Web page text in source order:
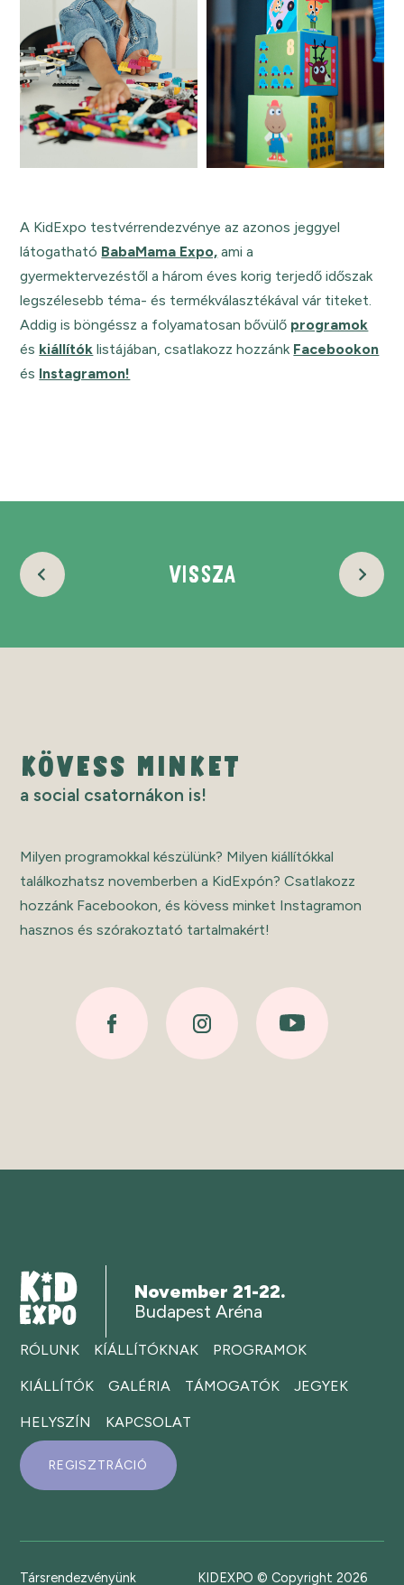
A KidExpo testvérrendezvénye az azonos jeggyel
látogatható BabaMama Expo, ami a
gyermektervezéstől a három éves korig terjedő időszak
legszélesebb téma- és termékválasztékával vár titeket.
Addig is böngéssz a folyamatosan bővülő programok
és kiállítók listájában, csatlakozz hozzánk Facebookon
és Instagramon!
VISSZA
KÖVESS MINKET
a social csatornákon is!
Milyen programokkal készülünk? Milyen kiállítókkal
találkozhatsz novemberben a KidExpón? Csatlakozz
hozzánk Facebookon, és kövess minket Instagramon
hasznos és szórakoztató tartalmakért!
November 21-22.
Budapest Aréna
RÓLUNK KÍÁLLÍTÓKNAK PROGRAMOK
KIÁLLÍTÓK GALÉRIA TÁMOGATÓK JEGYEK
HELYSZÍN KAPCSOLAT
REGISZTRÁCIÓ
Társrendezvényünk KIDEXPO © Copyright 2026